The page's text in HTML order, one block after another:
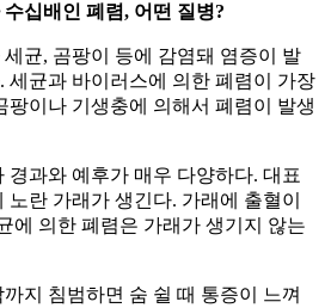
십배인 폐렴, 어떤 질병?
균, 곰팡이 등에 감염돼 염증이 발
세균과 바이러스에 의한 폐렴이 가장
팡이나 기생충에 의해서 폐렴이 발생
경과와 예후가 매우 다양하다. 대표
란 가래가 생긴다. 가래에 출혈이
에 의한 폐렴은 가래가 생기지 않는
지 침범하면 숨 쉴 때 통증이 느껴